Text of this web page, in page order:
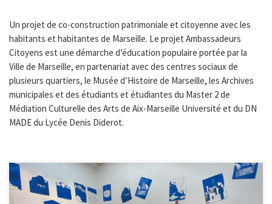
Un projet de co-construction patrimoniale et citoyenne avec les
habitants et habitantes de Marseille. Le projet Ambassadeurs
Citoyens est une démarche d’éducation populaire portée par la
Ville de Marseille, en partenariat avec des centres sociaux de
plusieurs quartiers, le Musée d’Histoire de Marseille, les Archives
municipales et des étudiants et étudiantes du Master 2 de
Médiation Culturelle des Arts de Aix-Marseille Université et du DN
MADE du Lycée Denis Diderot.